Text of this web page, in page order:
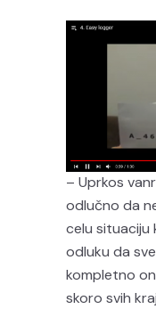
– Uprkos
odlučno da
celu situaciju
odluku da
kompletno
skoro svih